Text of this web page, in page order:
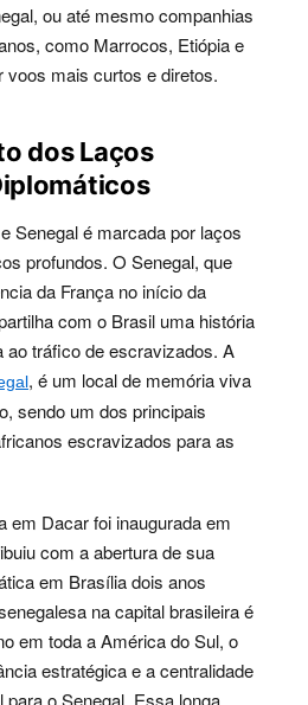
ou até mesmo companhias
como Marrocos, Etiópia e
voos mais curtos e diretos.
dos Laços
Senegal é marcada por laços
profundos. O Senegal, que
da França no início da
com o Brasil uma história
ao tráfico de escravizados. A
, é um local de memória viva
sendo um dos principais
escravizados para as
em Dacar foi inaugurada em
com a abertura de sua
em Brasília dois anos
na capital brasileira é
em toda a América do Sul, o
estratégica e a centralidade
o Senegal. Essa longa